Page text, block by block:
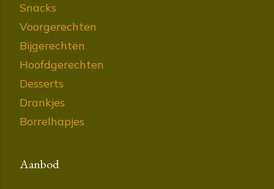
Snacks
Voorgerechten
Bijgerechten
Hoofdgerechten
Desserts
Drankjes
Borrelhapjes
Aanbod